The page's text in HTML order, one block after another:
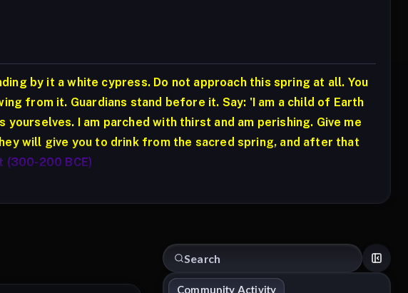
by it a white cypress. Do not approach this spring at all. You
from it. Guardians stand before it. Say: 'I am a child of Earth
I am parched with thirst and am perishing. Give me
will give you to drink from the sacred spring, and after that
(300-200 BCE)
Community Activity